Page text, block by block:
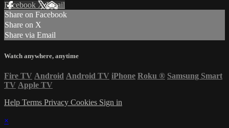
Facebook XEmail
Share on Facebook
Share on X
Share via Email
Watch anywhere, anytime
Fire TV Android Android TV iPhone Roku ® Samsung Smart
TV Apple TV
Help Terms Privacy Cookies Sign in
×